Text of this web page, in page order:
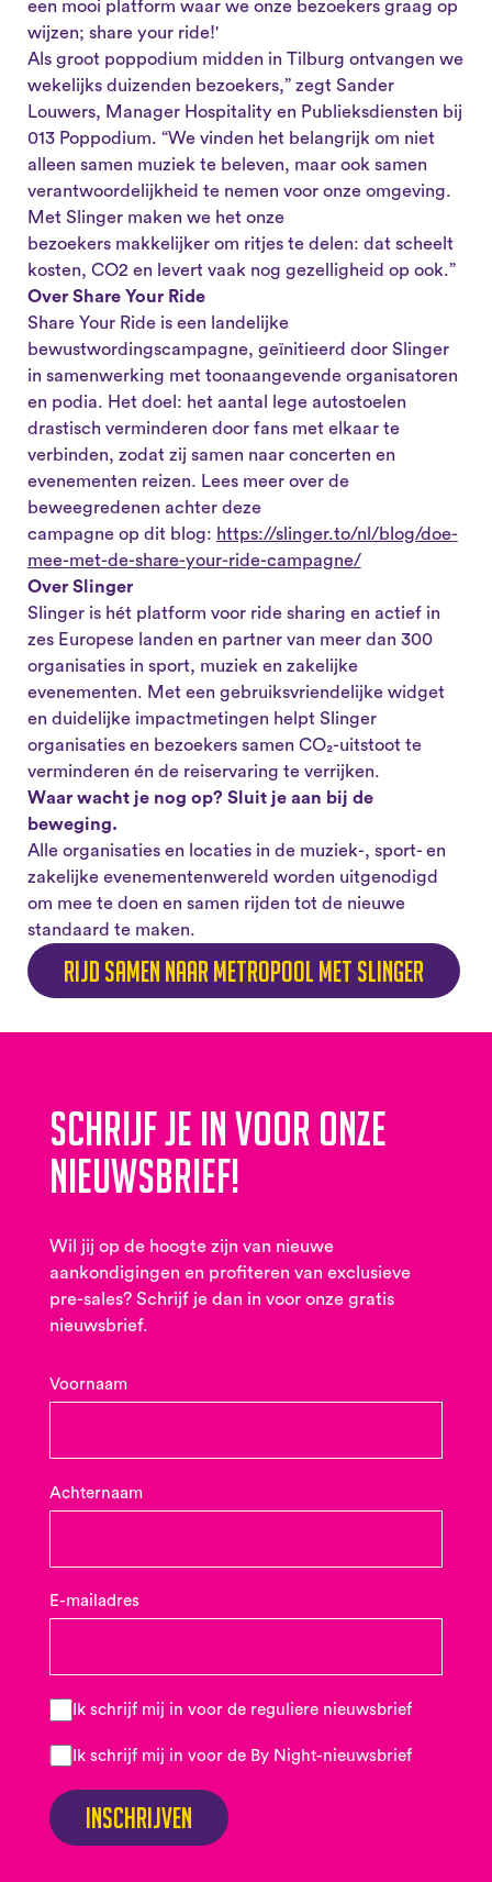
een mooi platform waar we onze bezoekers graag op
wijzen; share your ride!'
Als groot poppodium midden in Tilburg ontvangen we
wekelijks duizenden bezoekers,” zegt Sander
Louwers, Manager Hospitality en Publieksdiensten bij
013 Poppodium. “We vinden het belangrijk om niet
alleen samen muziek te beleven, maar ook samen
verantwoordelijkheid te nemen voor onze omgeving.
Met Slinger maken we het onze
bezoekers makkelijker om ritjes te delen: dat scheelt
kosten, CO2 en levert vaak nog gezelligheid op ook.”
Over Share Your Ride
Share Your Ride is een landelijke
bewustwordingscampagne, geïnitieerd door Slinger
in samenwerking met toonaangevende organisatoren
en podia. Het doel: het aantal lege autostoelen
drastisch verminderen door fans met elkaar te
verbinden, zodat zij samen naar concerten en
evenementen reizen. Lees meer over de
beweegredenen achter deze
campagne op dit blog: https://slinger.to/nl/blog/doe-
mee-met-de-share-your-ride-campagne/
Over Slinger
Slinger is hét platform voor ride sharing en actief in
zes Europese landen en partner van meer dan 300
organisaties in sport, muziek en zakelijke
evenementen. Met een gebruiksvriendelijke widget
en duidelijke impactmetingen helpt Slinger
organisaties en bezoekers samen CO₂-uitstoot te
verminderen én de reiservaring te verrijken.
Waar wacht je nog op? Sluit je aan bij de
beweging.
Alle organisaties en locaties in de muziek-, sport- en
zakelijke evenementenwereld worden uitgenodigd
om mee te doen en samen rijden tot de nieuwe
standaard te maken.
Rijd samen naar Metropool met Slinger
Schrijf je in voor onze
nieuwsbrief!
Wil jij op de hoogte zijn van nieuwe
aankondigingen en profiteren van exclusieve
pre-sales? Schrijf je dan in voor onze gratis
nieuwsbrief.
Voornaam
Achternaam
E-mailadres
Ik schrijf mij in voor de reguliere nieuwsbrief
Ik schrijf mij in voor de By Night-nieuwsbrief
Inschrijven